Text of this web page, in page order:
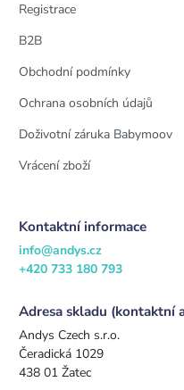
Registrace
B2B
Obchodní podmínky
Ochrana osobních údajů
Doživotní záruka Babymoov
Vrácení zboží
Kontaktní informace
info@andys.cz
+420 733 180 793
Adresa skladu (kontaktní
Andys Czech s.r.o.
Čeradická 1029
438 01 Žatec